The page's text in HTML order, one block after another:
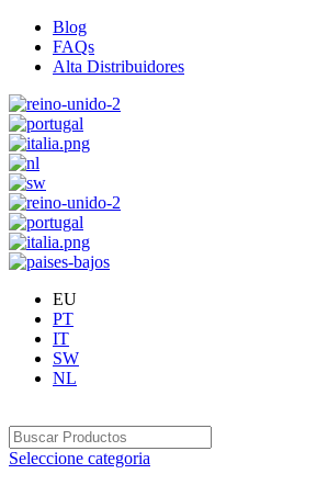
Blog
FAQs
Alta Distribuidores
EU
PT
IT
SW
NL
Seleccione categoria